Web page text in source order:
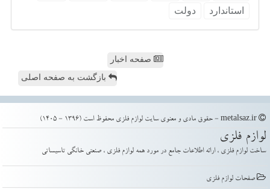
استاندارد
دولت
صفحه اخبار
بازگشت به صفحه اصلی
لوازم فلزی
ساخت لوازم فلزی ، ارائه اطلاعات جامع در مورد همه لوازم فلزی ، صنعتی خانگی تاسیساتی
صفحات لوازم فلزی